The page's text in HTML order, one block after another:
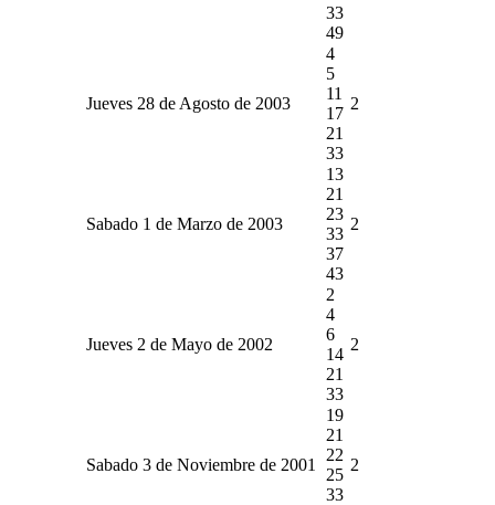
33
49
Jueves 28 de Agosto de 2003
4
5
11
17
21
33
2
Sabado 1 de Marzo de 2003
13
21
23
33
37
43
2
Jueves 2 de Mayo de 2002
2
4
6
14
21
33
2
Sabado 3 de Noviembre de 2001
19
21
22
25
33
2